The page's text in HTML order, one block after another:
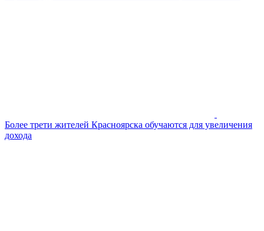
Более трети жителей Красноярска обучаются для увеличения
дохода